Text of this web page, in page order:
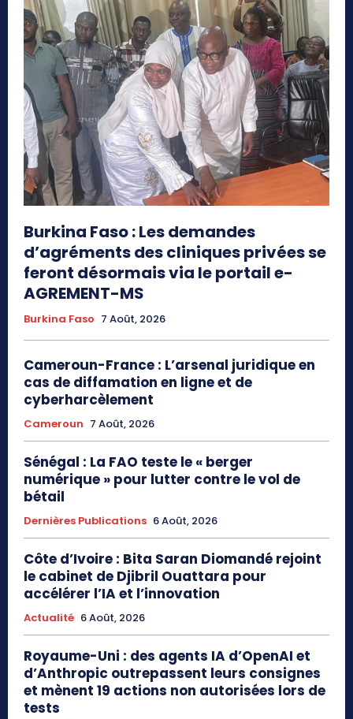
Burkina Faso : Les demandes
d’agréments des cliniques privées se
feront désormais via le portail e-
AGREMENT-MS
Burkina Faso 7 Août, 2026
Cameroun-France : L’arsenal juridique en
cas de diffamation en ligne et de
cyberharcèlement
Cameroun 7 Août, 2026
Sénégal : La FAO teste le « berger
numérique » pour lutter contre le vol de
bétail
Dernières Publications 6 Août, 2026
Côte d’Ivoire : Bita Saran Diomandé rejoint
le cabinet de Djibril Ouattara pour
accélérer l’IA et l’innovation
Actualité 6 Août, 2026
Royaume-Uni : des agents IA d’OpenAI et
d’Anthropic outrepassent leurs consignes
et mènent 19 actions non autorisées lors de
tests